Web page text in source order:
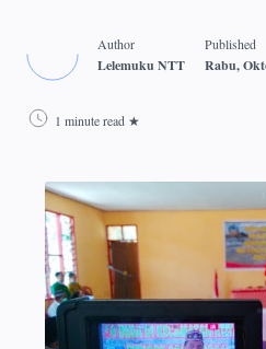
1 minute read